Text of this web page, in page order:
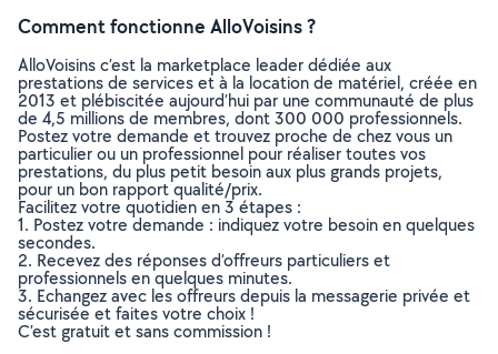
Comment fonctionne AlloVoisins ?
AlloVoisins c’est la marketplace leader dédiée aux
prestations de services et à la location de matériel, créée en
2013 et plébiscitée aujourd’hui par une communauté de plus
de 4,5 millions de membres, dont 300 000 professionnels.
Postez votre demande et trouvez proche de chez vous un
particulier ou un professionnel pour réaliser toutes vos
prestations, du plus petit besoin aux plus grands projets,
pour un bon rapport qualité/prix.
Facilitez votre quotidien en 3 étapes :
1. Postez votre demande : indiquez votre besoin en quelques
secondes.
2. Recevez des réponses d’offreurs particuliers et
professionnels en quelques minutes.
3. Echangez avec les offreurs depuis la messagerie privée et
sécurisée et faites votre choix !
C’est gratuit et sans commission !